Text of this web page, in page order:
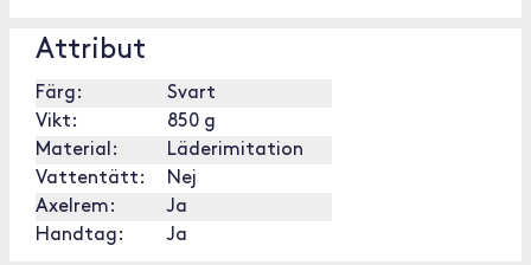
Attribut
Färg:
Svart
Vikt:
850 g
Material:
Läderimitation
Vattentätt:
Nej
Axelrem:
Ja
Handtag:
Ja